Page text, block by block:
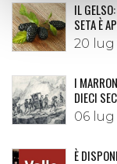
IL
SETA È
20 lug
I
DIECI
06 lug
È